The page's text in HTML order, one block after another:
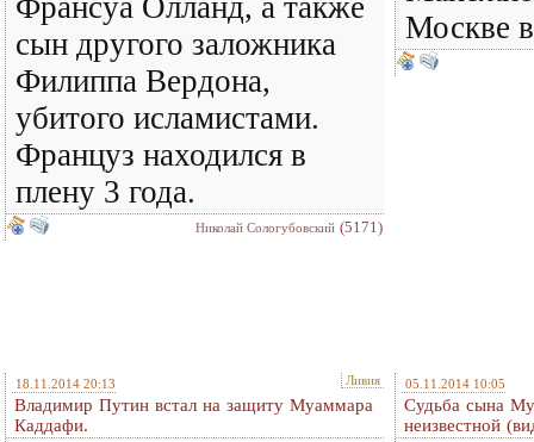
сын другого заложника
Филиппа Вердона,
убитого исламистами.
Француз находился в
плену 3 года.
Николай Сологубовский (5171)
Москве
18.11.2014 20:13 Ливия
Владимир Путин встал на защиту Муаммара
Каддафи.
05.11.2014 10:05
Судьба сына
неизвестной